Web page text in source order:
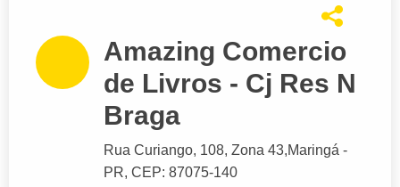
Amazing Comercio
de Livros - Cj Res N
Braga
Rua Curiango, 108, Zona 43,Maringá -
PR, CEP: 87075-140